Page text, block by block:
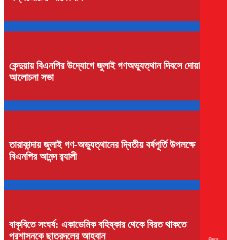
কেন্দুয়ায় বিএনপির উদ্যোগে জুলাই গণঅভ্যুত্থান দিবসে দোয়া ও
আলোচনা সভা
তারাকান্দায় জুলাই গণ-অভ্যুত্থানের দ্বিতীয় বর্ষপূর্তি উপলক্ষে
বিএনপির আনন্দ র‍্যালী
বাকৃবিতে সংঘর্ষ: একাডেমিক বহিষ্কার থেকে বিরত থাকতে
প্রশাসনকে ছাত্রদলের আহ্বান